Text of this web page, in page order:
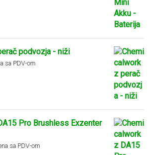
podvozja - niži
sa PDV-om
Pro Brushless Exzenter
sa PDV-om